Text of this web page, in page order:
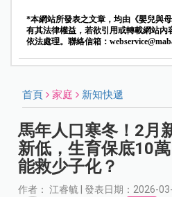
*本網站所發表之文章，均由《嬰兒與
有其法律權益，若欲引用或轉載網站
依法處理。聯絡信箱：
首頁 家庭 新知快遞
馬年人口寒冬！2月
新低，生育保底10
能救少子化？
作者： 江睿毓 | 發表日期：2026-